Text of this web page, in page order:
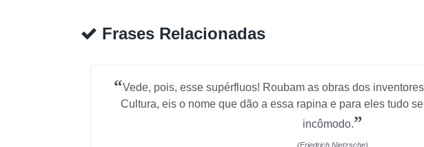
Frases Relacionadas
“Vede, pois, esse supérfluos! Roubam as obras dos
Cultura, eis o nome que dão a essa rapina e para eles tudo
incômodo.”
(Friedrich Nietzsche)